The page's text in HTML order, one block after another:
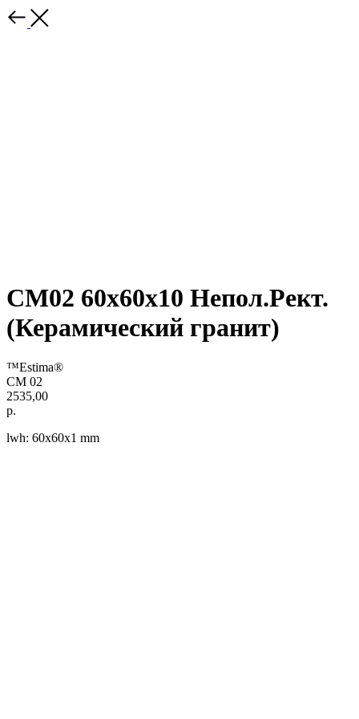
CM02 60x60x10 Непол.Рект.
(Керамический гранит)
™Estima®
CM 02
2535,00
р.
lwh: 60x60x1 mm